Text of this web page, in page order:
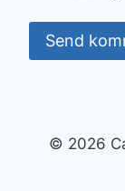
© 2026